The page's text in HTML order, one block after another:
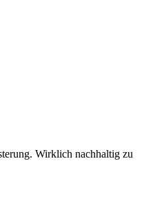
Wirklich nachhaltig zu